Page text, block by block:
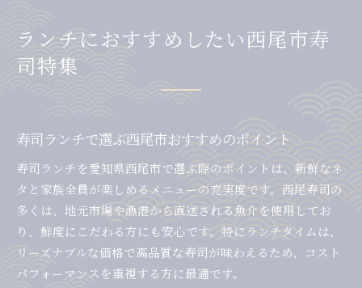
ランチにおすすめしたい西尾市寿
司特集
寿司ランチで選ぶ西尾市おすすめのポイント
寿司ランチを愛知県西尾市で選ぶ際のポイントは、新鮮なネ
タと家族全員が楽しめるメニューの充実度です。西尾寿司の
多くは、地元市場や漁港から直送される魚介を使用してお
り、鮮度にこだわる方にも安心です。特にランチタイムは、
リーズナブルな価格で高品質な寿司が味わえるため、コスト
パフォーマンスを重視する方に最適です。